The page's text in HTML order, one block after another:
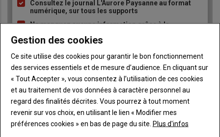
puceConsultez le journal L'Aurore Paysanne au format
numérique, sur tous les supports
Ne manquez aucune information grâce à la
Sous-
titre
Vous êtes abonné(e)
TITRE IDENTIFIEZ-VOUS
Gestion des cookies
Ce site utilise des cookies pour garantir le bon fonctionnement
des services essentiels et de mesure d’audience. En cliquant sur
« Tout Accepter », vous consentez à l’utilisation de ces cookies
et au traitement de vos données à caractère personnel au
regard des finalités décrites. Vous pourrez à tout moment
revenir sur vos choix, en utilisant le lien « Modifier mes
préférences cookies » en bas de page du site. Plus d'infos